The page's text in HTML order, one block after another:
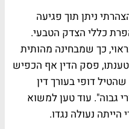
ניתן תוך פגיעה
כללי הצדק הטבעי.
כך שמבחינה מהותית
פסק הדין אף הכפיש
דופי בעורך דין
גבוה". עוד טען למשוא
נעולה נגדו.